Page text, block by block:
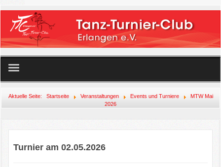
Aktuelle Seite: Startseite Veranstaltungen Events und Turniere
MTW Mai
2026
Turnier am 02.05.2026